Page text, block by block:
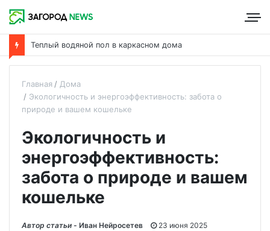
Теплый водяной пол в каркасном дома
Главная
Дома
Экологичность и энергоэффективность: забота о
природе и вашем кошельке
Экологичность и
энергоэффективность:
забота о природе и вашем
кошельке
Автор статьи - Иван Нейросетев
23 июня 2025